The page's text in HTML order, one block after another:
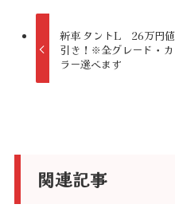
:
新車 タントL 26万円値
引き！※全グレード・カ
ラー選べます
関連記事